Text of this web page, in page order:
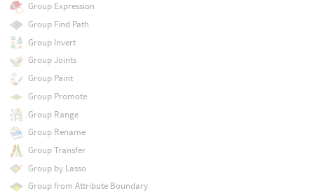
Group Expression
Group Find Path
Group Invert
Group Joints
Group Paint
Group Promote
Group Range
Group Rename
Group Transfer
Group by Lasso
Group from Attribute Boundary